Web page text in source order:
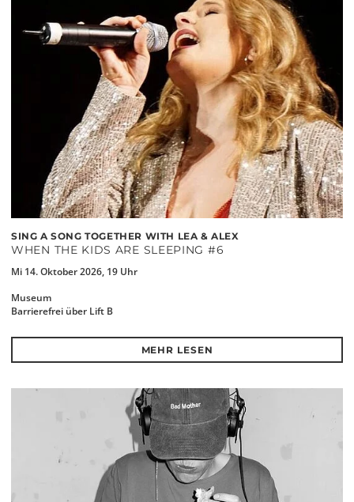
SING A SONG TOGETHER WITH LEA & ALEX
WHEN THE KIDS ARE SLEEPING #6
Mi 14. Oktober 2026, 19 Uhr
Museum
Barrierefrei über Lift B
MEHR LESEN